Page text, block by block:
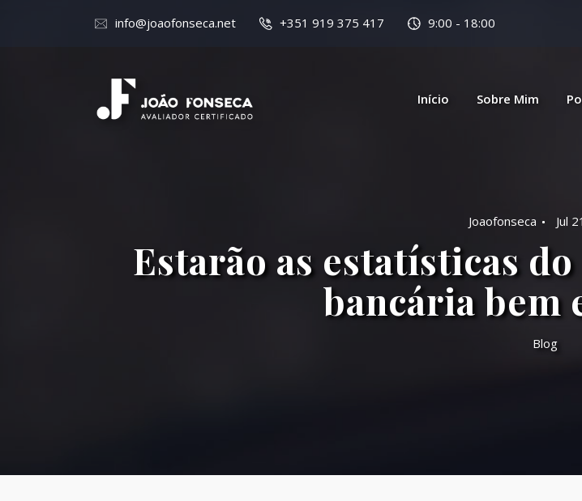
info@joaofonseca.net +351 919 375 417 9:00 - 18:00
Início Sobre Mim
Joaofonseca Jul
Estarão as estatísticas
bancária bem
Blog